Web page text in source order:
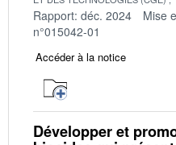
Rapport: déc. 2024 Mise
n°015042-01
Accéder à la notice
Développer et